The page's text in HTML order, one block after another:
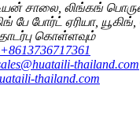
சாலை, லிங்கங்
பே போர்ட் ஏரியா,
கொள்ளவும்
+8613736717361
thailand.com
thailand.com